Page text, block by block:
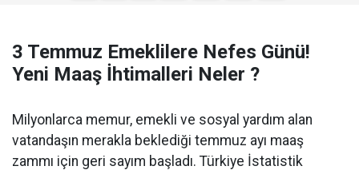
3 Temmuz Emeklilere Nefes Günü!
Yeni Maaş İhtimalleri Neler ?
Milyonlarca memur, emekli ve sosyal yardım alan
vatandaşın merakla beklediği temmuz ayı maaş
zammı için geri sayım başladı. Türkiye İstatistik